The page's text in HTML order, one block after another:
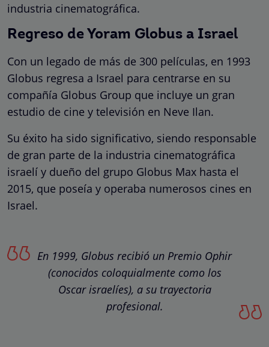
industria cinematográfica.
Regreso de Yoram Globus a Israel
Con un legado de más de 300 películas, en 1993
Globus regresa a Israel para centrarse en su
compañía Globus Group que incluye un gran
estudio de cine y televisión en Neve Ilan.
Su éxito ha sido significativo, siendo responsable
de gran parte de la industria cinematográfica
israelí y dueño del grupo Globus Max hasta el
2015, que poseía y operaba numerosos cines en
Israel.
En 1999, Globus recibió un Premio Ophir
(conocidos coloquialmente como los
Oscar israelíes), a su trayectoria
profesional.